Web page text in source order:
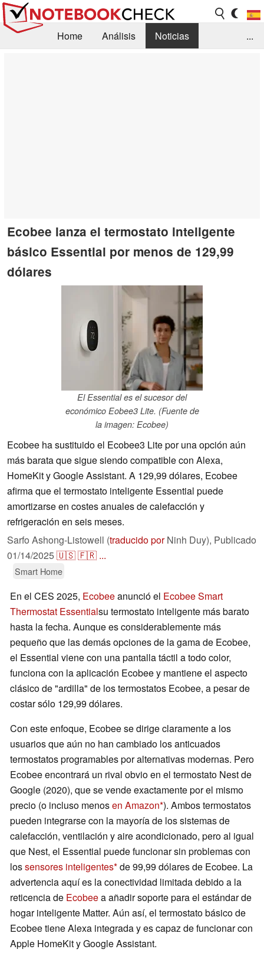
Home Análisis
Noticias
...
Ecobee lanza el termostato inteligente
básico Essential por menos de 129,99
dólares
El Essential es el sucesor del
económico Eobee3 Lite. (Fuente de
la imagen: Ecobee)
Ecobee ha sustituido el Ecobee3 Lite por una opción aún
más barata que sigue siendo compatible con Alexa,
HomeKit y Google Assistant. A 129,99 dólares, Ecobee
afirma que el termostato inteligente Essential puede
amortizarse en costes anuales de calefacción y
refrigeración en seis meses.
Sarfo Ashong-Listowell (traducido porNinh Duy), Publicado
01/14/2025🇺🇸🇫🇷 ...
Smart Home
En el CES 2025, Ecobeeanunció el Ecobee Smart
Thermostat Essentialsu termostato inteligente más barato
hasta la fecha. Aunque es considerablemente más
pequeño que las demás opciones de la gama de Ecobee,
el Essential viene con una pantalla táctil a todo color,
funciona con la aplicación Ecobee y mantiene el aspecto
clásico de "ardilla" de los termostatos Ecobee, a pesar de
costar sólo 129,99 dólares.
Con este enfoque, Ecobee se dirige claramente a los
usuarios que aún no han cambiado los anticuados
termostatos programables por alternativas modernas. Pero
Ecobee encontrará un rival obvio en el termostato Nest de
Google (2020), que se vende exactamente por el mismo
precio (o incluso menosen Amazon ). Ambos termostatos
pueden integrarse con la mayoría de los sistemas de
calefacción, ventilación y aire acondicionado, pero al igual
que Nest, el Essential puede funcionar sin problemas con
lossensores inteligentes de 99,99 dólares de Ecobee. La
advertencia aquí es la conectividad limitada debido a la
reticencia de Ecobeea añadir soporte para el estándar de
hogar inteligente Matter. Aún así, el termostato básico de
Ecobee tiene Alexa integrada y es capaz de funcionar con
Apple HomeKit y Google Assistant.